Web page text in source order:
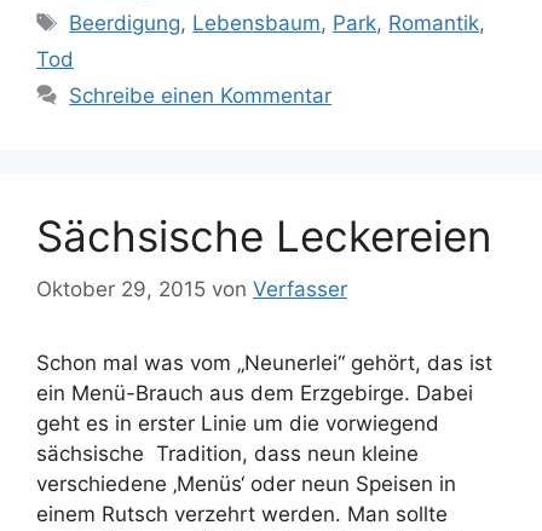
Schlagwörter
Beerdigung, Lebensbaum, Park, Romantik,
Tod
Schreibe einen Kommentar
Sächsische Leckereien
Oktober 29, 2015 von Verfasser
Schon mal was vom „Neunerlei“ gehört, das ist
ein Menü-Brauch aus dem Erzgebirge. Dabei
geht es in erster Linie um die vorwiegend
sächsische Tradition, dass neun kleine
verschiedene ‚Menüs‘ oder neun Speisen in
einem Rutsch verzehrt werden. Man sollte